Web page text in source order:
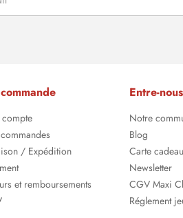
/ Expédition
et remboursements
Entre-nous
Notre
Blog
Carte cadeau
Newsletter
CGV Maxi
Réglement